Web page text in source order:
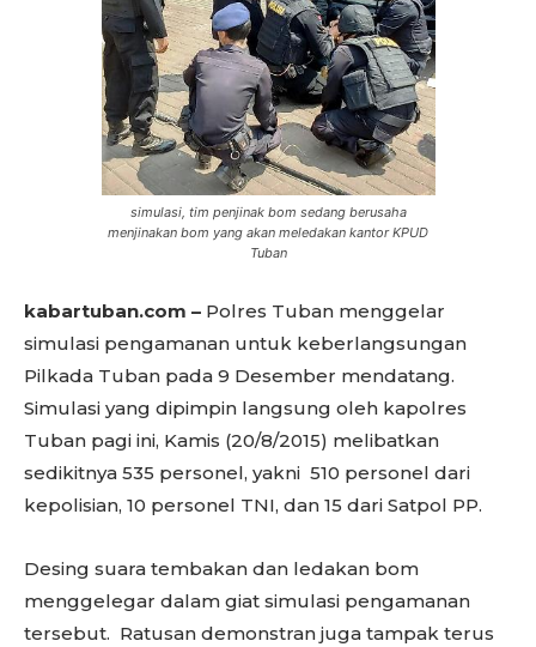
simulasi, tim penjinak bom sedang berusaha
menjinakan bom yang akan meledakan kantor KPUD
Tuban
kabartuban.com – Polres Tuban menggelar
simulasi pengamanan untuk keberlangsungan
Pilkada Tuban pada 9 Desember mendatang.
Simulasi yang dipimpin langsung oleh kapolres
Tuban pagi ini, Kamis (20/8/2015) melibatkan
sedikitnya 535 personel, yakni 510 personel dari
kepolisian, 10 personel TNI, dan 15 dari Satpol PP.
Desing suara tembakan dan ledakan bom
menggelegar dalam giat simulasi pengamanan
tersebut. Ratusan demonstran juga tampak terus